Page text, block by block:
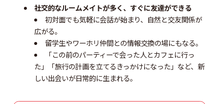
社交的なルームメイトが多く、すぐに友達ができる
初対面でも気軽に会話が始まり、自然と交友関係が
広がる。
留学生やワーホリ仲間との情報交換の場にもなる。
「この前のパーティーで会った人とカフェに行っ
た」「旅行の計画を立てるきっかけになった」など、新
しい出会いが日常的に生まれる。